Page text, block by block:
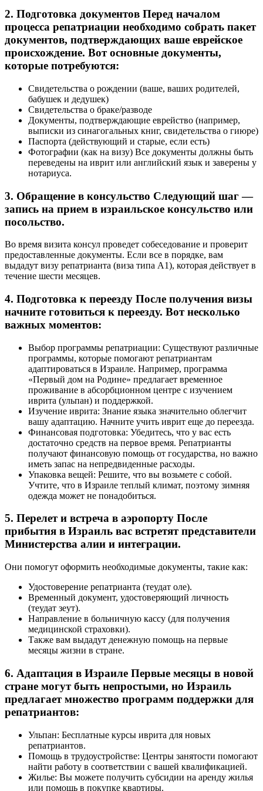
2. Подготовка документов Перед началом
процесса репатриации необходимо собрать пакет
документов, подтверждающих ваше еврейское
происхождение. Вот основные документы,
которые потребуются:
Свидетельства о рождении (ваше, ваших родителей,
бабушек и дедушек)
Свидетельства о браке/разводе
Документы, подтверждающие еврейство (например,
выписки из синагогальных книг, свидетельства о гиюре)
Паспорта (действующий и старые, если есть)
Фотографии (как на визу) Все документы должны быть
переведены на иврит или английский язык и заверены у
нотариуса.
3. Обращение в консульство Следующий шаг —
запись на прием в израильское консульство или
посольство.
Во время визита консул проведет собеседование и проверит
предоставленные документы. Если все в порядке, вам
выдадут визу репатрианта (виза типа А1), которая действует в
течение шести месяцев.
4. Подготовка к переезду После получения визы
начните готовиться к переезду. Вот несколько
важных моментов:
Выбор программы репатриации: Существуют различные
программы, которые помогают репатриантам
адаптироваться в Израиле. Например, программа
«Первый дом на Родине» предлагает временное
проживание в абсорбционном центре с изучением
иврита (ульпан) и поддержкой.
Изучение иврита: Знание языка значительно облегчит
вашу адаптацию. Начните учить иврит еще до переезда.
Финансовая подготовка: Убедитесь, что у вас есть
достаточно средств на первое время. Репатрианты
получают финансовую помощь от государства, но важно
иметь запас на непредвиденные расходы.
Упаковка вещей: Решите, что вы возьмете с собой.
Учтите, что в Израиле теплый климат, поэтому зимняя
одежда может не понадобиться.
5. Перелет и встреча в аэропорту После
прибытия в Израиль вас встретят представители
Министерства алии и интеграции.
Они помогут оформить необходимые документы, такие как:
Удостоверение репатрианта (теудат оле).
Временный документ, удостоверяющий личность
(теудат зеут).
Направление в больничную кассу (для получения
медицинской страховки).
Также вам выдадут денежную помощь на первые
месяцы жизни в стране.
6. Адаптация в Израиле Первые месяцы в новой
стране могут быть непростыми, но Израиль
предлагает множество программ поддержки для
репатриантов:
Ульпан: Бесплатные курсы иврита для новых
репатриантов.
Помощь в трудоустройстве: Центры занятости помогают
найти работу в соответствии с вашей квалификацией.
Жилье: Вы можете получить субсидии на аренду жилья
или помощь в покупке квартиры.